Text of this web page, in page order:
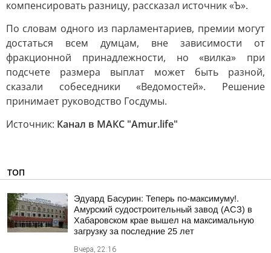
компенсировать разницу, рассказал источник «Ъ».
По словам одного из парламентариев, премии могут
достаться всем думцам, вне зависимости от
фракционной принадлежности, но «вилка» при
подсчете размера выплат может быть разной,
сказали собеседники «Ведомостей». Решение
принимает руководство Госдумы.
Источник: Канал в МАКС "Аmur.life"
ТОП
Эдуард Басурин: Теперь по-максимуму!.
Амурский судостроительный завод (АСЗ) в
Хабаровском крае вышел на максимальную
загрузку за последние 25 лет
Вчера, 22:16